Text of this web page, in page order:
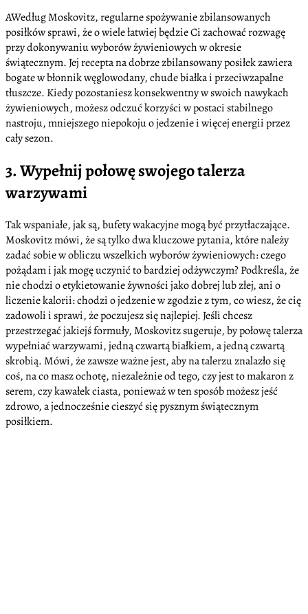
AWedług Moskovitz, regularne spożywanie zbilansowanych
posiłków sprawi, że o wiele łatwiej będzie Ci zachować rozwagę
przy dokonywaniu wyborów żywieniowych w okresie
świątecznym. Jej recepta na dobrze zbilansowany posiłek zawiera
bogate w błonnik węglowodany, chude białka i przeciwzapalne
tłuszcze. Kiedy pozostaniesz konsekwentny w swoich nawykach
żywieniowych, możesz odczuć korzyści w postaci stabilnego
nastroju, mniejszego niepokoju o jedzenie i więcej energii przez
cały sezon.
3. Wypełnij połowę swojego talerza
warzywami
Tak wspaniałe, jak są, bufety wakacyjne mogą być przytłaczające.
Moskovitz mówi, że są tylko dwa kluczowe pytania, które należy
zadać sobie w obliczu wszelkich wyborów żywieniowych: czego
pożądam i jak mogę uczynić to bardziej odżywczym? Podkreśla, że
nie chodzi o etykietowanie żywności jako dobrej lub złej, ani o
liczenie kalorii: chodzi o jedzenie w zgodzie z tym, co wiesz, że cię
zadowoli i sprawi, że poczujesz się najlepiej. Jeśli chcesz
przestrzegać jakiejś formuły, Moskovitz sugeruje, by połowę talerza
wypełniać warzywami, jedną czwartą białkiem, a jedną czwartą
skrobią. Mówi, że zawsze ważne jest, aby na talerzu znalazło się
coś, na co masz ochotę, niezależnie od tego, czy jest to makaron z
serem, czy kawałek ciasta, ponieważ w ten sposób możesz jeść
zdrowo, a jednocześnie cieszyć się pysznym świątecznym
posiłkiem.